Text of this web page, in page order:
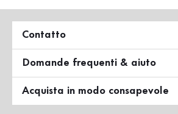
Contatto
Domande frequenti & aiuto
Acquista in modo consapevole